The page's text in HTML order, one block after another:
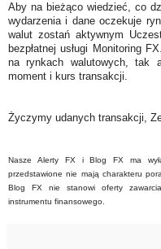
Aby na bieżąco wiedzieć, co
wydarzenia i dane oczekuje
walut zostań aktywnym
bezpłatnej usługi Monitoring
na rynkach walutowych, tak
moment i kurs transakcji.
Życzymy udanych transakcji,
Nasze Alerty FX i Blog FX ma
przedstawione nie mają charakteru
Blog FX nie stanowi oferty
instrumentu finansowego.